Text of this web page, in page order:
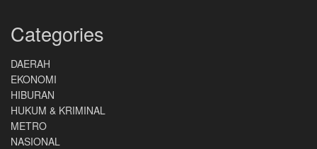
Categories
DAERAH
EKONOMI
HIBURAN
HUKUM & KRIMINAL
METRO
NASIONAL